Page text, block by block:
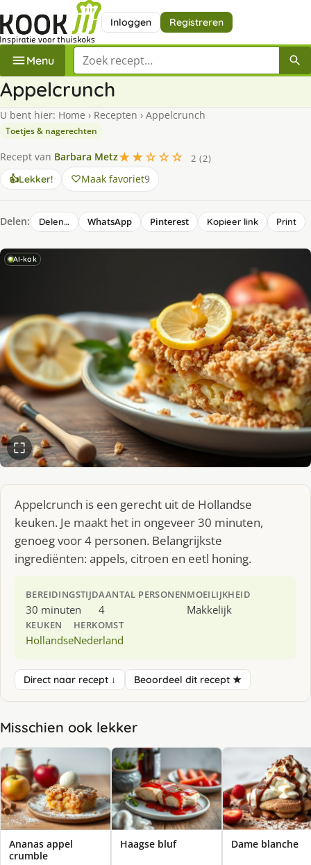
Inloggen Registreren
Menu Zoek een recept
Appelcrunch
U bent hier: Home › Recepten › Appelcrunch
Toetjes & nagerechten
Recept van Barbara Metz★★☆☆☆
2 (2)
👍Lekker! Maak favoriet9
Delen: Delen… WhatsApp Pinterest Kopieer link Print
AI-kok
Appelcrunch is een gerecht uit de Hollandse
keuken. Je maakt het in ongeveer 30 minuten,
genoeg voor 4 personen. Belangrijkste
ingrediënten: appels, citroen en eetl honing.
BEREIDINGSTIJD
30 minuten
AANTAL PERSONEN
4
MOEILIJKHEID
Makkelijk
KEUKEN
Hollandse
HERKOMST
Nederland
Direct naar recept ↓ Beoordeel dit recept ★
Misschien ook lekker
Ananas appel
crumble
Haagse bluf Dame blanche